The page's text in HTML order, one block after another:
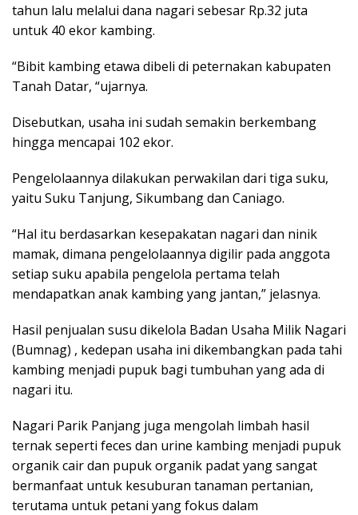
tahun lalu melalui dana nagari sebesar Rp.32 juta
untuk 40 ekor kambing.
“Bibit kambing etawa dibeli di peternakan kabupaten
Tanah Datar, “ujarnya.
Disebutkan, usaha ini sudah semakin berkembang
hingga mencapai 102 ekor.
Pengelolaannya dilakukan perwakilan dari tiga suku,
yaitu Suku Tanjung, Sikumbang dan Caniago.
“Hal itu berdasarkan kesepakatan nagari dan ninik
mamak, dimana pengelolaannya digilir pada anggota
setiap suku apabila pengelola pertama telah
mendapatkan anak kambing yang jantan,” jelasnya.
Hasil penjualan susu dikelola Badan Usaha Milik Nagari
(Bumnag) , kedepan usaha ini dikembangkan pada tahi
kambing menjadi pupuk bagi tumbuhan yang ada di
nagari itu.
Nagari Parik Panjang juga mengolah limbah hasil
ternak seperti feces dan urine kambing menjadi pupuk
organik cair dan pupuk organik padat yang sangat
bermanfaat untuk kesuburan tanaman pertanian,
terutama untuk petani yang fokus dalam